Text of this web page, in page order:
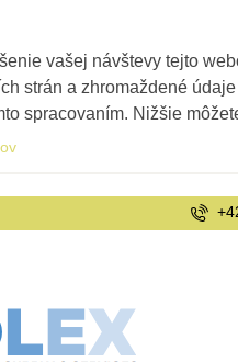
vašej návštevy tejto
strán a zhromaždené
spracovaním. Nižšie